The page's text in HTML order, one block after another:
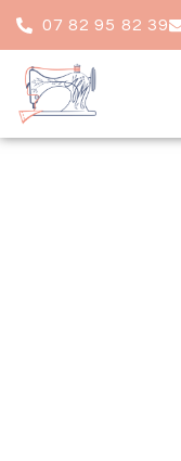
07 82 95 82 39